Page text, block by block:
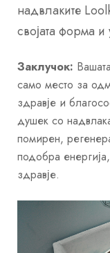
надвлаките
својата форма и
Заклучок:
само место за
здравје и
душек со
помирен,
подобра
здравје.